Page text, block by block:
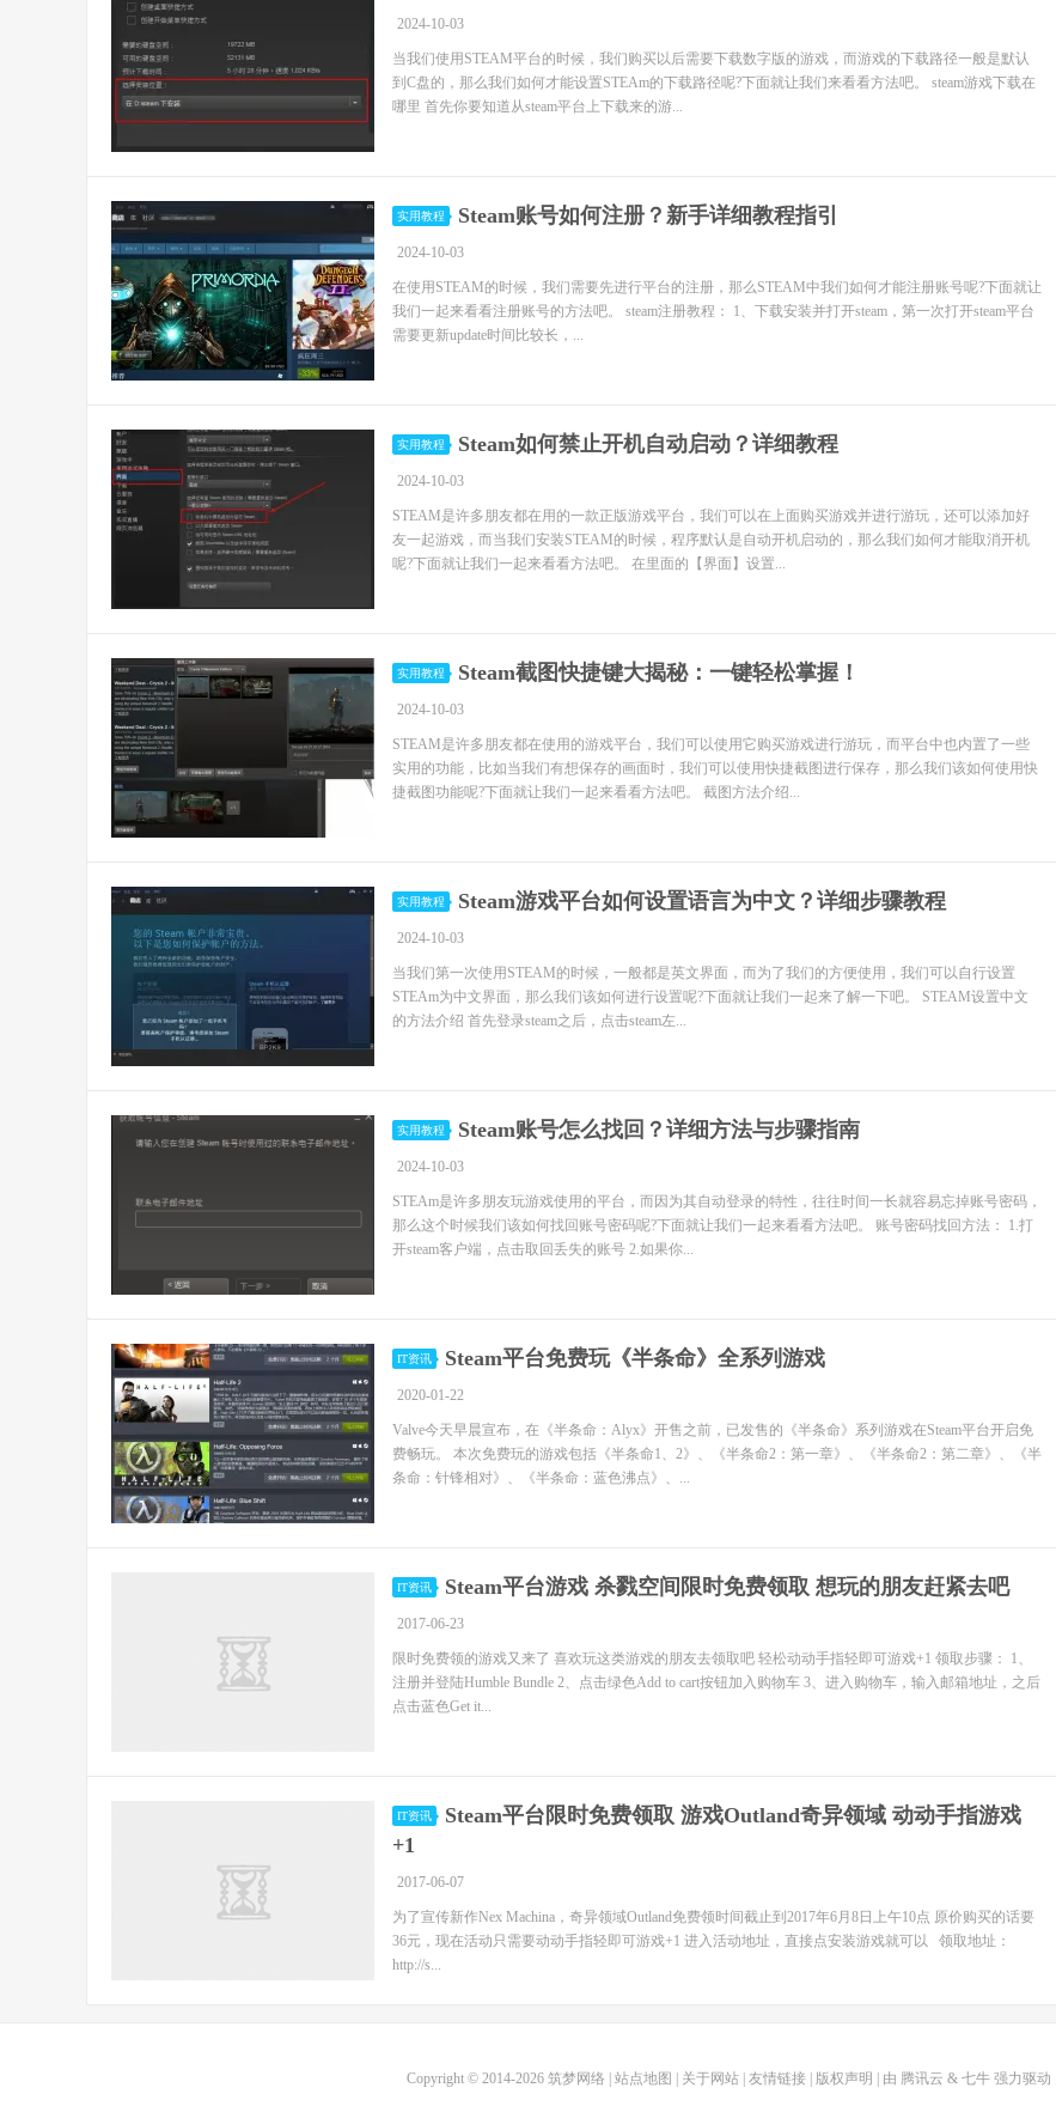
2024-10-03
当我们使用STEAM平台的时候，我们购买以后需要下载数字版的游戏，而游戏的下载路径一般是默认
到C盘的，那么我们如何才能设置STEAm的下载路径呢?下面就让我们来看看方法吧。 steam游戏下载在
哪里 首先你要知道从steam平台上下载来的游...
实用教程 Steam账号如何注册？新手详细教程指引
2024-10-03
在使用STEAM的时候，我们需要先进行平台的注册，那么STEAM中我们如何才能注册账号呢?下面就让
我们一起来看看注册账号的方法吧。 steam注册教程： 1、下载安装并打开steam，第一次打开steam平台
需要更新update时间比较长，...
实用教程 Steam如何禁止开机自动启动？详细教程
2024-10-03
STEAM是许多朋友都在用的一款正版游戏平台，我们可以在上面购买游戏并进行游玩，还可以添加好
友一起游戏，而当我们安装STEAM的时候，程序默认是自动开机启动的，那么我们如何才能取消开机
呢?下面就让我们一起来看看方法吧。 在里面的【界面】设置...
实用教程 Steam截图快捷键大揭秘：一键轻松掌握！
2024-10-03
STEAM是许多朋友都在使用的游戏平台，我们可以使用它购买游戏进行游玩，而平台中也内置了一些
实用的功能，比如当我们有想保存的画面时，我们可以使用快捷截图进行保存，那么我们该如何使用快
捷截图功能呢?下面就让我们一起来看看方法吧。 截图方法介绍...
实用教程 Steam游戏平台如何设置语言为中文？详细步骤教程
2024-10-03
当我们第一次使用STEAM的时候，一般都是英文界面，而为了我们的方便使用，我们可以自行设置
STEAm为中文界面，那么我们该如何进行设置呢?下面就让我们一起来了解一下吧。 STEAM设置中文
的方法介绍 首先登录steam之后，点击steam左...
实用教程 Steam账号怎么找回？详细方法与步骤指南
2024-10-03
STEAm是许多朋友玩游戏使用的平台，而因为其自动登录的特性，往往时间一长就容易忘掉账号密码，
那么这个时候我们该如何找回账号密码呢?下面就让我们一起来看看方法吧。 账号密码找回方法： 1.打
开steam客户端，点击取回丢失的账号 2.如果你...
IT资讯 Steam平台免费玩《半条命》全系列游戏
2020-01-22
Valve今天早晨宣布，在《半条命：Alyx》开售之前，已发售的《半条命》系列游戏在Steam平台开启免
费畅玩。 本次免费玩的游戏包括《半条命1、2》、《半条命2：第一章》、《半条命2：第二章》、《半
条命：针锋相对》、《半条命：蓝色沸点》、...
IT资讯 Steam平台游戏 杀戮空间限时免费领取 想玩的朋友赶紧去吧
2017-06-23
限时免费领的游戏又来了 喜欢玩这类游戏的朋友去领取吧 轻松动动手指轻即可游戏+1 领取步骤： 1、
注册并登陆Humble Bundle 2、点击绿色Add to cart按钮加入购物车 3、进入购物车，输入邮箱地址，之后
点击蓝色Get it...
IT资讯
Steam平台限时免费领取 游戏Outland奇异领域 动动手指游戏
+1
2017-06-07
为了宣传新作Nex Machina，奇异领域Outland免费领时间截止到2017年6月8日上午10点 原价购买的话要
36元，现在活动只需要动动手指轻即可游戏+1 进入活动地址，直接点安装游戏就可以 领取地址：
http://s...
Copyright © 2014-2026 筑梦网络 站点地图 关于网站 友情链接 版权声明 | 由 腾讯云 & 七牛 强力驱动